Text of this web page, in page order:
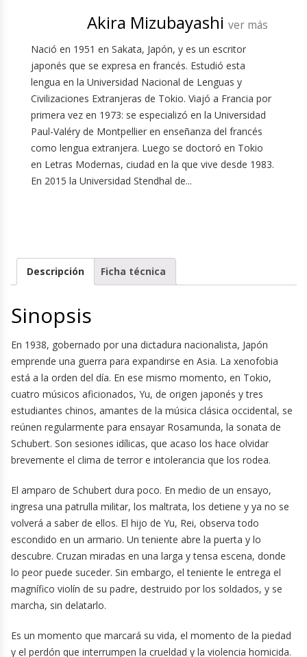
Akira Mizubayashi ver más
Nació en 1951 en Sakata, Japón, y es un escritor
japonés que se expresa en francés. Estudió esta
lengua en la Universidad Nacional de Lenguas y
Civilizaciones Extranjeras de Tokio. Viajó a Francia por
primera vez en 1973: se especializó en la Universidad
Paul-Valéry de Montpellier en enseñanza del francés
como lengua extranjera. Luego se doctoró en Tokio
en Letras Modernas, ciudad en la que vive desde 1983.
En 2015 la Universidad Stendhal de...
Descripción Ficha técnica
Sinopsis
En 1938, gobernado por una dictadura nacionalista, Japón
emprende una guerra para expandirse en Asia. La xenofobia
está a la orden del día. En ese mismo momento, en Tokio,
cuatro músicos aficionados, Yu, de origen japonés y tres
estudiantes chinos, amantes de la música clásica occidental, se
reúnen regularmente para ensayar Rosamunda, la sonata de
Schubert. Son sesiones idílicas, que acaso los hace olvidar
brevemente el clima de terror e intolerancia que los rodea.
El amparo de Schubert dura poco. En medio de un ensayo,
ingresa una patrulla militar, los maltrata, los detiene y ya no se
volverá a saber de ellos. El hijo de Yu, Rei, observa todo
escondido en un armario. Un teniente abre la puerta y lo
descubre. Cruzan miradas en una larga y tensa escena, donde
lo peor puede suceder. Sin embargo, el teniente le entrega el
magnífico violín de su padre, destruido por los soldados, y se
marcha, sin delatarlo.
Es un momento que marcará su vida, el momento de la piedad
y el perdón que interrumpen la crueldad y la violencia homicida.